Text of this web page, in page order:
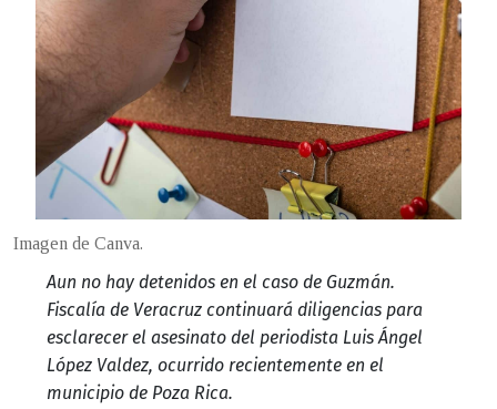
Imagen de Canva.
Aun no hay detenidos en el caso de Guzmán.
Fiscalía de Veracruz continuará diligencias para
esclarecer el asesinato del periodista Luis Ángel
López Valdez, ocurrido recientemente en el
municipio de Poza Rica.